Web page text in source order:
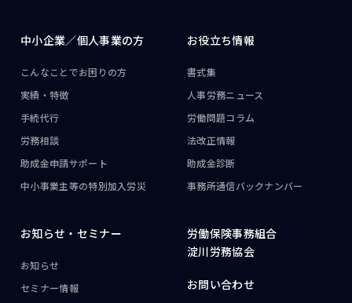
中小企業／個人事業の方
こんなことでお困りの方
実績・特徴
手続代行
労務相談
助成金申請サポート
中小事業主等の特別加入労災
お役立ち情報
書式集
人事労務ニュース
労働問題コラム
法改正情報
助成金診断
事務所通信バックナンバー
お知らせ・ セミナー
お知らせ
セミナー情報
労働保険事務組合
淀川労務協会
お問い合わせ